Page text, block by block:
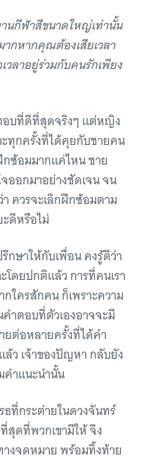
นกีฬาสีขนาดใหญ่เท่านั้น
ากหากคุณต้องเสียเวลา
วลาอยู่ร่วมกับคนรักเพียง
อบที่ดีที่สุดจริงๆ แต่หญิง
ะทุกครั้งที่ได้คุยกับชายคน
กซ้อมมากแค่ไหน ชาย
ออกมาอย่างชัดเจน จน
า ควรจะเลิกฝึกซ้อมตาม
ดีหรือไม่
ษาให้กับเพื่อน คงรู้ดีว่า
ะโดยปกติแล้ว การที่คนเรา
ใครสักคน ก็เพราะความ
ำตอบที่ตัวเองอาจจะมี
ยต่อหลายครั้งที่ได้คำ
ว เจ้าของปัญหา กลับยัง
คำแนะนำนั้น
ที่กระต่ายในดวงจันทร์
สุดที่พวกเขามีให้ จึง
างจดหมาย พร้อมทิ้งท้าย